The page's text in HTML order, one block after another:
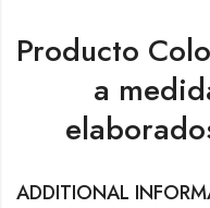
Producto
a
ADDITIONAL